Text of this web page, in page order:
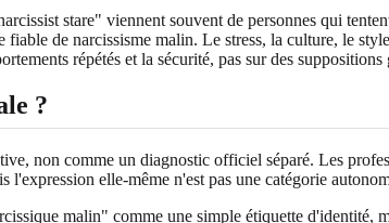
stare" viennent souvent de personnes qui
de narcissisme malin. Le stress, la culture, le
répétés et la sécurité, pas sur des suppositions
?
non comme un diagnostic officiel séparé. Les
l'expression elle-même n'est pas une catégorie
malin" comme une simple étiquette d'identité,